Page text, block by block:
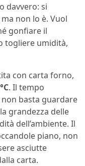
davvero: si
non lo è. Vuol
gonfiare il
togliere umidità,
con carta forno,
. Il tempo
non basta guardare
grandezza delle
dell’ambiente. Il
piano, non
asciutte
carta.